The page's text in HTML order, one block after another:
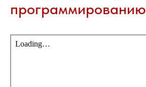
программированию